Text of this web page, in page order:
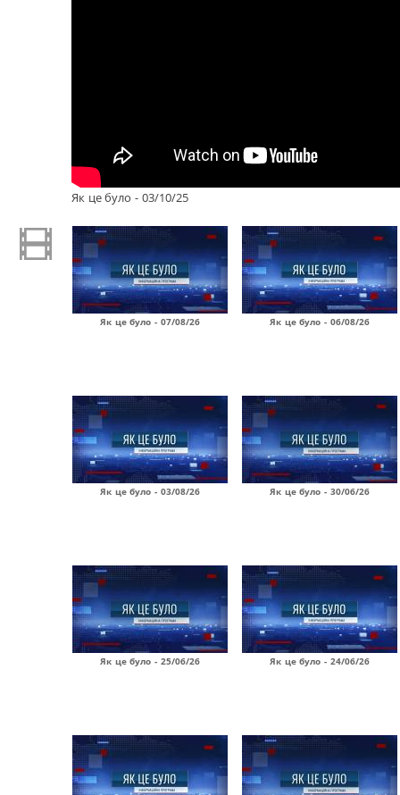
Як це було - 03/10/25
Як це було - 07/08/26 Як це було - 06/08/26
Як це було - 03/08/26 Як це було - 30/06/26
Як це було - 25/06/26 Як це було - 24/06/26